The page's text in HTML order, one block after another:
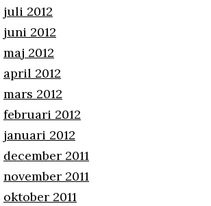
juli 2012
juni 2012
maj 2012
april 2012
mars 2012
februari 2012
januari 2012
december 2011
november 2011
oktober 2011